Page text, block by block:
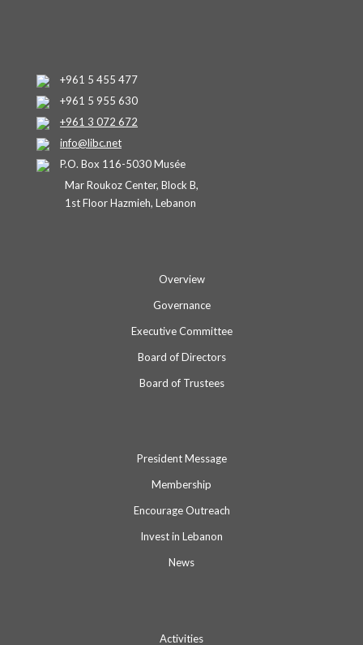
+961 5 455 477
+961 5 955 630
+961 3 072 672
info@libc.net
P.O. Box 116-5030 Musée
Mar Roukoz Center, Block B,
1st Floor Hazmieh, Lebanon
Overview
Governance
Executive Committee
Board of Directors
Board of Trustees
President Message
Membership
Encourage Outreach
Invest in Lebanon
News
Activities